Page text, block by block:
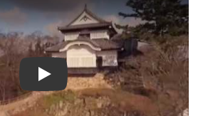
Play